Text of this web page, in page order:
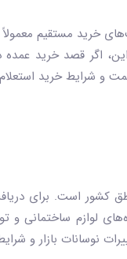
تولیدکننده است. قیمت‌های
دارد. بنابراین، اگر قصد
و شرایط خرید
لوازم ساختمانی و
نوسانات بازار و